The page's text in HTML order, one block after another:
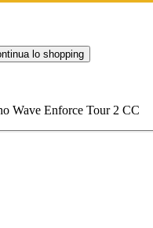
lo shopping
Wave Enforce Tour 2 CC